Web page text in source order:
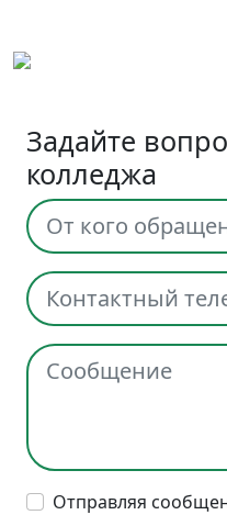
Задайте
колледжа
Отправляя